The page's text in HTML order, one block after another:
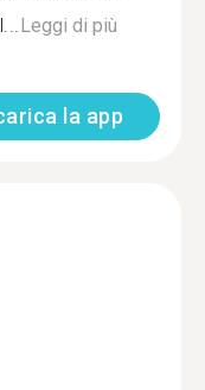
Leggi di più
la app